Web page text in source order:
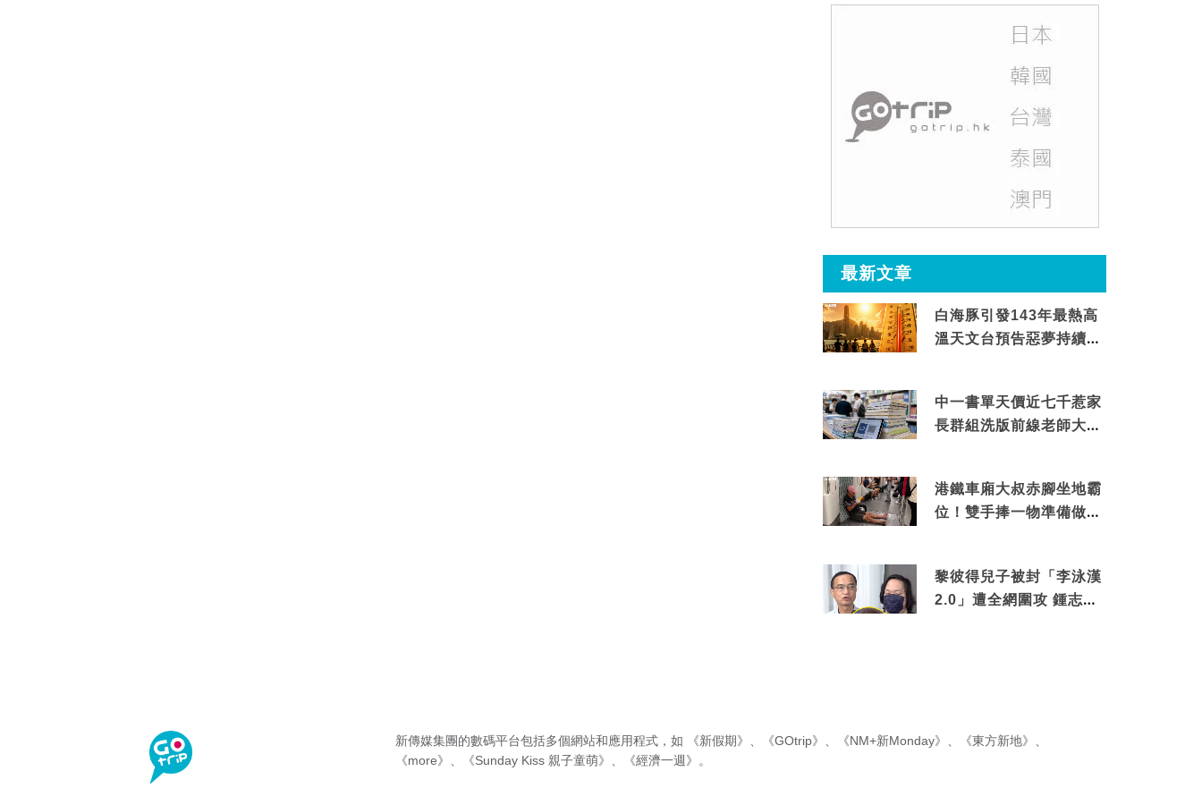
最新文章
白海豚引發143年最熱高
溫天文台預告惡夢持續至
中一書單天價近七千惹家
長群組洗版前線老師大爆
港鐵車廂大叔赤腳坐地霸
位！雙手捧一物準備做出
黎彼得兒子被封「李泳漢
2.0」遭全網圍攻 鍾志光
新傳媒集團的數碼平台包括多個網站和應用程式，如 《新假期》 《GOtrip》 《NM+新Monday》 《東方新地》
《more》
《Sunday Kiss 親子童萌》 《經濟一週》 。